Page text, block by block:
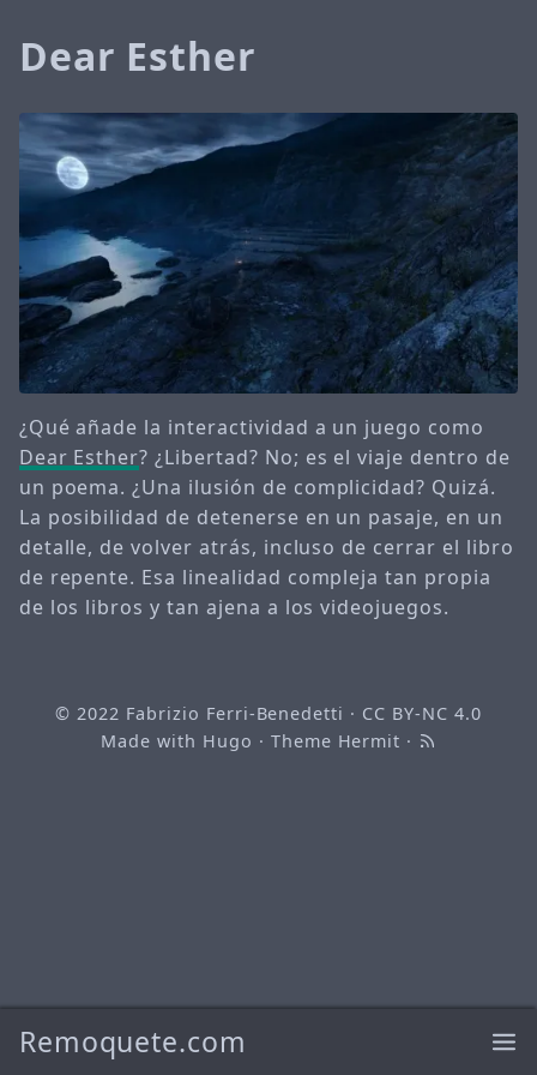
Remoquete.com
Dear Esther
¿Qué añade la interactividad a un juego como
Dear Esther? ¿Libertad? No; es el viaje dentro de
un poema. ¿Una ilusión de complicidad? Quizá.
La posibilidad de detenerse en un pasaje, en un
detalle, de volver atrás, incluso de cerrar el libro
de repente. Esa linealidad compleja tan propia
de los libros y tan ajena a los videojuegos.
© 2022 Fabrizio Ferri-Benedetti · CC BY-NC 4.0
Made with Hugo · Theme Hermit ·